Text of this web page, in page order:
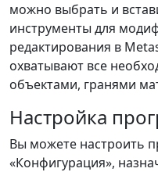
можно выбрать и
инструменты для
редактирования в
охватывают все
объектами, гранями
Настройка
Вы можете настроить
«Конфигурация»,